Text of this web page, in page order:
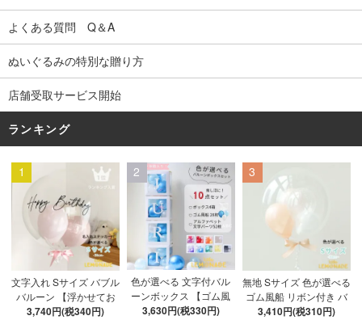
よくある質問 Q＆A
ぬいぐるみの特別な贈り方
店舗受取サービス開始
ランキング
1
文字入れ Sサイズ バブル
バルーン 【浮かせてお
届け】 バルーン
3,740円(税340円)
2
色が選べる 文字付バル
ーンボックス 【ゴム風
船&文字パーツ付き】 DI
3,630円(税330円)
3
無地 Sサイズ 色が選べる
ゴム風船 リボン付き バ
ブルバルーン 【浮かせ
3,410円(税310円)